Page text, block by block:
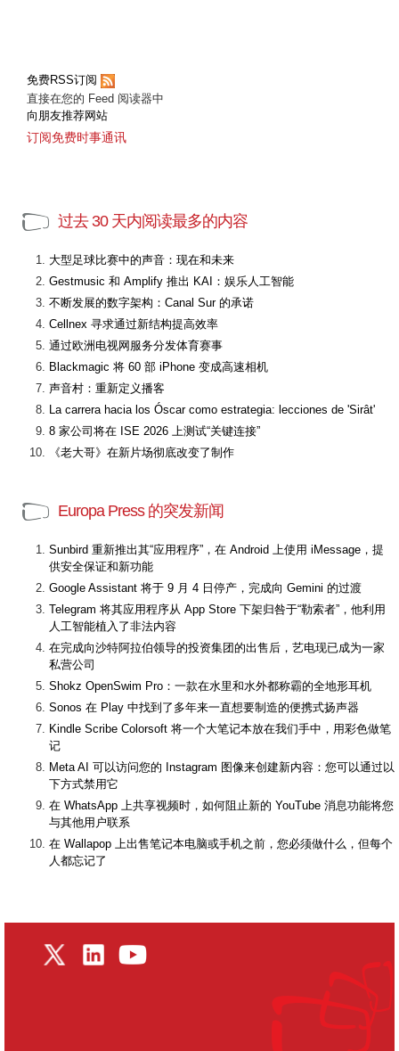
免费RSS订阅
直接在您的 Feed 阅读器中
向朋友推荐网站
订阅免费时事通讯
过去 30 天内阅读最多的内容
大型足球比赛中的声音：现在和未来
Gestmusic 和 Amplify 推出 KAI：娱乐人工智能
不断发展的数字架构：Canal Sur 的承诺
Cellnex 寻求通过新结构提高效率
通过欧洲电视网服务分发体育赛事
Blackmagic 将 60 部 iPhone 变成高速相机
声音村：重新定义播客
La carrera hacia los Óscar como estrategia: lecciones de 'Sirât'
8 家公司将在 ISE 2026 上测试“关键连接”
《老大哥》在新片场彻底改变了制作
Europa Press 的突发新闻
Sunbird 重新推出其“应用程序”，在 Android 上使用 iMessage，提
供安全保证和新功能
Google Assistant 将于 9 月 4 日停产，完成向 Gemini 的过渡
Telegram 将其应用程序从 App Store 下架归咎于“勒索者”，他利用
人工智能植入了非法内容
在完成向沙特阿拉伯领导的投资集团的出售后，艺电现已成为一家
私营公司
Shokz OpenSwim Pro：一款在水里和水外都称霸的全地形耳机
Sonos 在 Play 中找到了多年来一直想要制造的便携式扬声器
Kindle Scribe Colorsoft 将一个大笔记本放在我们手中，用彩色做笔
记
Meta AI 可以访问您的 Instagram 图像来创建新内容：您可以通过以
下方式禁用它
在 WhatsApp 上共享视频时，如何阻止新的 YouTube 消息功能将您
与其他用户联系
在 Wallapop 上出售笔记本电脑或手机之前，您必须做什么，但每个
人都忘记了